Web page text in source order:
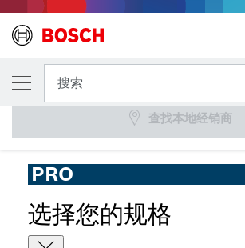
搜索
PRO专业系列米字形抗冲击钻头
PRO
选择您的规格
您选择的型号
PRO专业系列抗冲击PZ螺丝批头
查找本地经销商